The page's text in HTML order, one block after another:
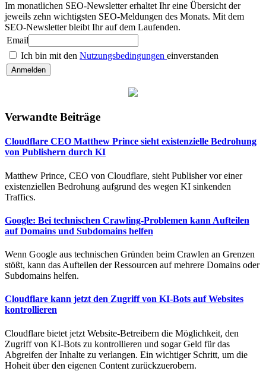
Im monatlichen SEO-Newsletter erhaltet Ihr eine Übersicht der
jeweils zehn wichtigsten SEO-Meldungen des Monats. Mit dem
SEO-Newsletter bleibt Ihr auf dem Laufenden.
Email
Ich bin mit den Nutzungsbedingungen einverstanden
Verwandte Beiträge
Cloudflare CEO Matthew Prince sieht existenzielle Bedrohung
von Publishern durch KI
Matthew Prince, CEO von Cloudflare, sieht Publisher vor einer
existenziellen Bedrohung aufgrund des wegen KI sinkenden
Traffics.
Google: Bei technischen Crawling-Problemen kann Aufteilen
auf Domains und Subdomains helfen
Wenn Google aus technischen Gründen beim Crawlen an Grenzen
stößt, kann das Aufteilen der Ressourcen auf mehrere Domains oder
Subdomains helfen.
Cloudflare kann jetzt den Zugriff von KI-Bots auf Websites
kontrollieren
Cloudflare bietet jetzt Website-Betreibern die Möglichkeit, den
Zugriff von KI-Bots zu kontrollieren und sogar Geld für das
Abgreifen der Inhalte zu verlangen. Ein wichtiger Schritt, um die
Hoheit über den eigenen Content zurückzuerobern.